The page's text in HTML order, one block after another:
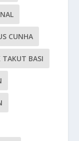
CUNHA
TAKUT BASI